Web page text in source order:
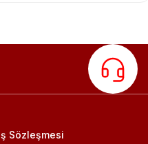
Sözleşmesi